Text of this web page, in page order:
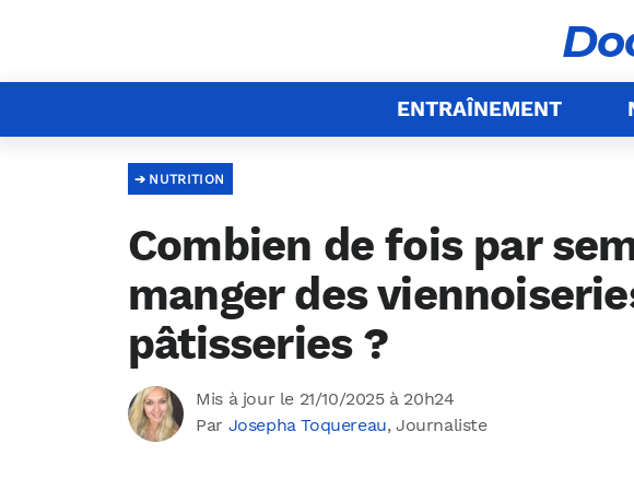
ENTRAÎNEMENT
NUTRITION
Combien de fois par
manger des
pâtisseries ?
Mis à jour le 21/10/2025 à 20h24
Par Josepha Toquereau, Journaliste